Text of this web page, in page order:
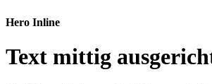
Hero Inline
Text mittig